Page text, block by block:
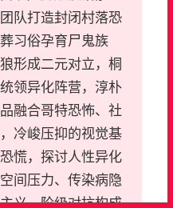
队打造封闭村落恐
习俗孕育尸鬼族
形成二元对立，桐
领异化阵营，淳朴
融合哥特恐怖、社
冷峻压抑的视觉基
慌，探讨人性异化
间压力、传染病隐
义、阶级对抗构成